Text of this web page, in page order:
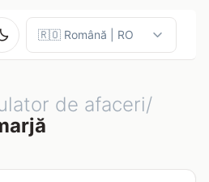
de afaceri/